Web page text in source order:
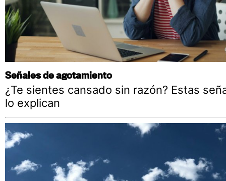
Señales de agotamiento
¿Te sientes cansado sin razón? Estas
lo explican